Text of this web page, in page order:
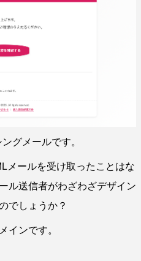
グメールです。
メールを受け取ったことはな
ル送信者がわざわざデザイン
でしょうか？
インです。